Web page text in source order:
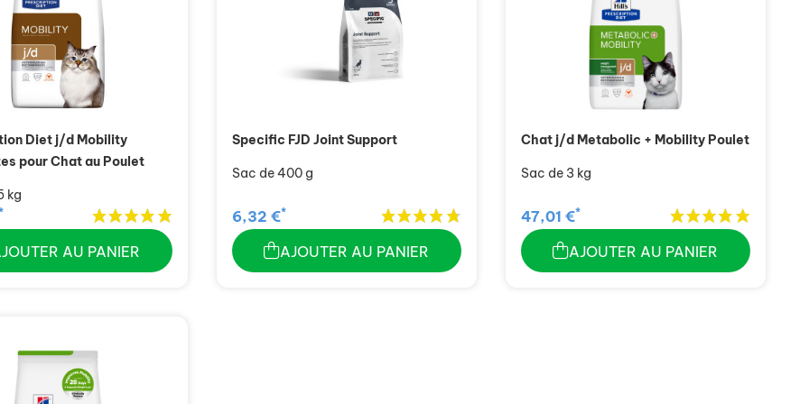
Diet j/d Mobility
pour Chat au Poulet
kg
AU PANIER
Specific FJD Joint Support
Sac de 400 g
6,32 €*
AJOUTER AU PANIER
Chat j/d Metabolic + Mobility Poulet
Sac de 3 kg
47,01 €*
AJOUTER AU PANIER